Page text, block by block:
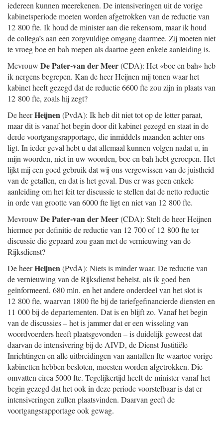
iedereen kunnen meerekenen. De intensiveringen uit de vorige
kabinetsperiode moeten worden afgetrokken van de reductie van
12 800 fte. Ik houd de minister aan die rekensom, maar ik houd
de collega’s aan een zorgvuldige omgang daarmee. Zij moeten niet
te vroeg boe en bah roepen als daartoe geen enkele aanleiding is.
Mevrouw De Pater-van der Meer(CDA): Het «boe en bah» heb
ik nergens begrepen. Kan de heer Heijnen mij tonen waar het
kabinet heeft gezegd dat de reductie 6600 fte zou zijn in plaats van
12 800 fte, zoals hij zegt?
De heerHeijnen(PvdA): Ik heb dit niet tot op de letter paraat,
maar dit is vanaf het begin door dit kabinet gezegd en staat in de
derde voortgangsrapportage, die inmiddels maanden achter ons
ligt. In ieder geval hebt u dat allemaal kunnen volgen nadat u, in
mijn woorden, niet in uw woorden, boe en bah hebt geroepen. Het
lijkt mij een goed gebruik dat wij ons vergewissen van de juistheid
van de getallen, en dat is het geval. Dus er was geen enkele
aanleiding om het feit ter discussie te stellen dat de netto reductie
in orde van grootte van 6000 fte ligt en niet van 12 800 fte.
Mevrouw De Pater-van der Meer(CDA): Stelt de heer Heijnen
hiermee per definitie de reductie van 12 700 of 12 800 fte ter
discussie die gepaard zou gaan met de vernieuwing van de
Rijksdienst?
De heerHeijnen(PvdA): Niets is minder waar. De reductie van
de vernieuwing van de Rijksdienst behelst, als ik goed ben
geïnformeerd, 680 mln. en het andere onderdeel van het slot is
12 800 fte, waarvan 1800 fte bij de tariefgefinancierde diensten en
11 000 bij de departementen. Dat is en blijft zo. Vanaf het begin
van de discussies – het is jammer dat er een wisseling van
woordvoerders heeft plaatsgevonden – is duidelijk geweest dat
daarvan de intensivering bij de AIVD, de Dienst Justitiële
Inrichtingen en alle uitbreidingen van aantallen fte waartoe vorige
kabinetten hebben besloten, moesten worden afgetrokken. Die
omvatten circa 5000 fte. Tegelijkertijd heeft de minister vanaf het
begin gezegd dat het ook in deze periode voorstelbaar is dat er
intensiveringen zullen plaatsvinden. Daarvan geeft de
voortgangsrapportage ook gewag.